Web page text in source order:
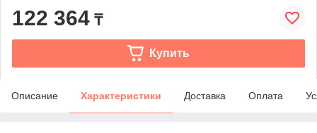
122 364 ₸
Купить
Описание Характеристики Доставка Оплата